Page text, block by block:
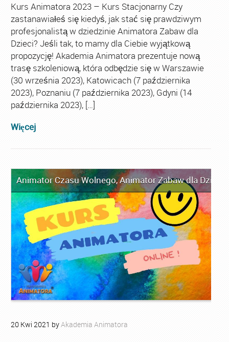
Kurs Animatora 2023 – Kurs Stacjonarny Czy
zastanawiałeś się kiedyś, jak stać się prawdziwym
profesjonalistą w dziedzinie Animatora Zabaw dla
Dzieci? Jeśli tak, to mamy dla Ciebie wyjątkową
propozycję! Akademia Animatora prezentuje nową
trasę szkoleniową, która odbędzie się w Warszawie
(30 września 2023), Katowicach (7 października
2023), Poznaniu (7 października 2023), Gdyni (14
października 2023), […]
Więcej
Animator Czasu Wolnego,Animator Zabaw dla Dzieci
20 Kwi 2021 byAkademia Animatora